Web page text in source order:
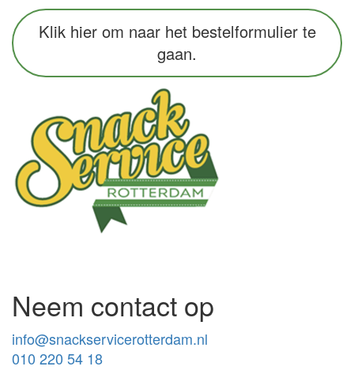
Klik hier om naar het bestelformulier te
gaan.
Neem contact op
info@snackservicerotterdam.nl
010 220 54 18